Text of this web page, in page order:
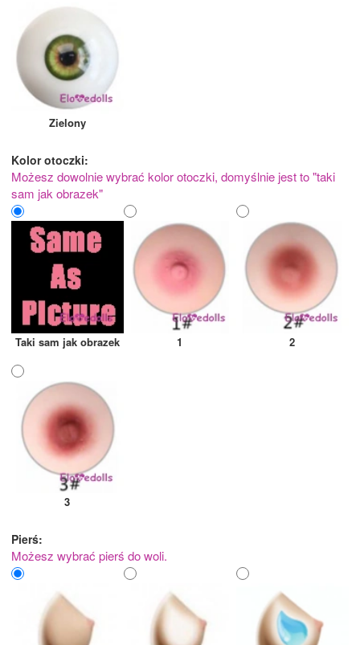
Zielony
Kolor otoczki:
Możesz dowolnie wybrać kolor otoczki, domyślnie jest to "taki
sam jak obrazek"
Taki sam jak obrazek 1 2
3
Pierś:
Możesz wybrać pierś do woli.